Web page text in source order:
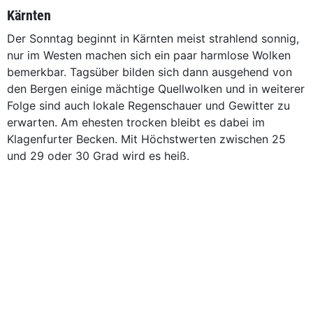
Kärnten
Der Sonntag beginnt in Kärnten meist strahlend sonnig,
nur im Westen machen sich ein paar harmlose Wolken
bemerkbar. Tagsüber bilden sich dann ausgehend von
den Bergen einige mächtige Quellwolken und in weiterer
Folge sind auch lokale Regenschauer und Gewitter zu
erwarten. Am ehesten trocken bleibt es dabei im
Klagenfurter Becken. Mit Höchstwerten zwischen 25
und 29 oder 30 Grad wird es heiß.